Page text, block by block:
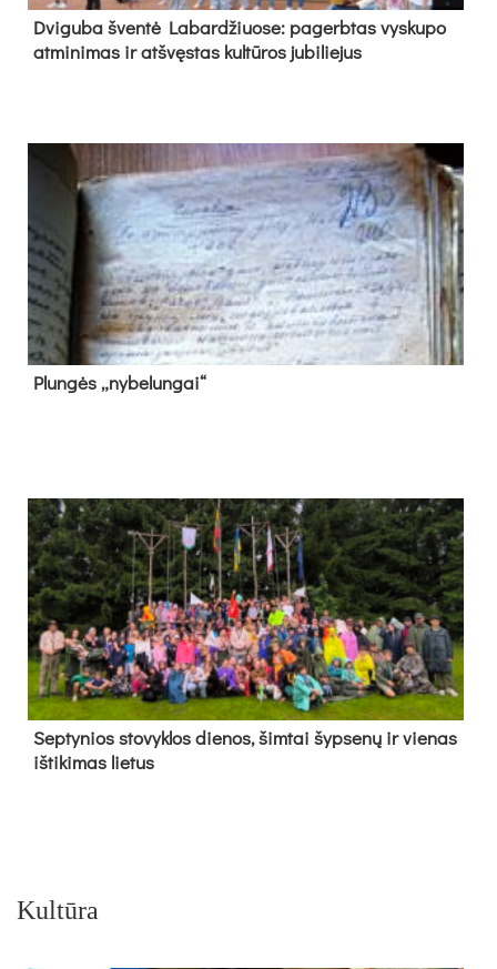
Dvi­gu­ba šven­tė La­bar­džiuo­se: pa­gerb­tas vys­ku­po
at­mi­ni­mas ir at­švęs­tas kul­tū­ros ju­bi­lie­jus
Plun­gės „ny­be­lun­gai“
Sep­ty­nios sto­vyk­los die­nos, šim­tai šyp­se­nų ir vie­nas
iš­ti­ki­mas lie­tus
Kultūra